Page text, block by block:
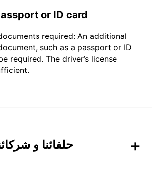
or ID card
required: An additional
such as a passport or ID
required. The driver’s license
حلفائنا و